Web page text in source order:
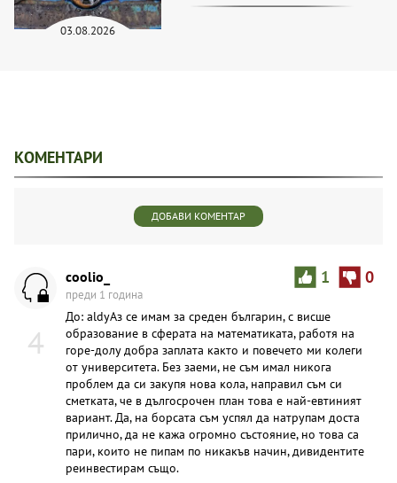
03.08.2026
КОМЕНТАРИ
ДОБАВИ КОМЕНТАР
4
1 0
coolio_
преди 1 година
До: aldyАз се имам за среден българин, с висше
образование в сферата на математиката, работя на
горе-долу добра заплата както и повечето ми колеги
от университета. Без заеми, не съм имал никога
проблем да си закупя нова кола, направил съм си
сметката, че в дългосрочен план това е най-евтиният
вариант. Да, на борсата съм успял да натрупам доста
прилично, да не кажа огромно състояние, но това са
пари, които не пипам по никакъв начин, дивидентите
реинвестирам също.